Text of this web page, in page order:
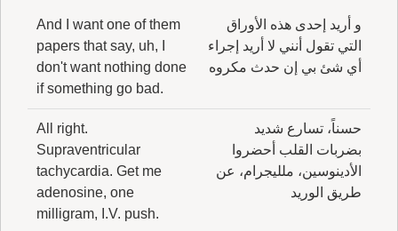
و أريد إحدى هذه الأوراق
التي تقول أنني لا أريد إجراء
أي شئ بي إن حدث مكروه
And I want one of them
papers that say, uh, I
don't want nothing done
if something go bad.
حسناً، تسارع شديد
بضربات القلب أحضروا
الأدينوسين، ملليجرام، عن
طريق الوريد
All right.
Supraventricular
tachycardia. Get me
adenosine, one
milligram, I.V. push.